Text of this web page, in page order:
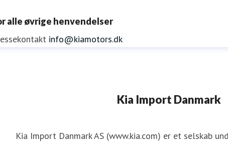
alle øvrige henvendelser
info@kiamotors.dk
Kia Import Danmark
Kia Import Danmark AS (www.kia.com) er et selskab